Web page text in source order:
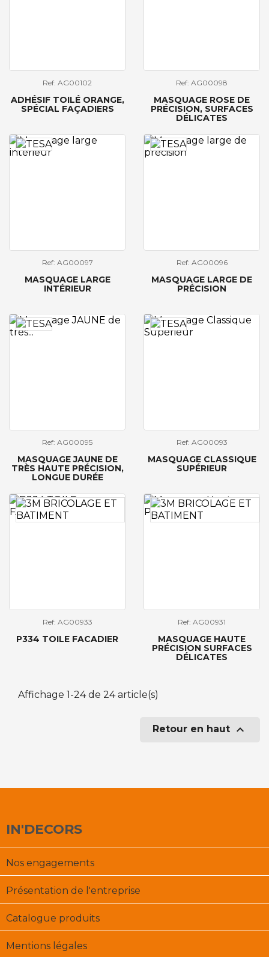
Ref: AG00102
ADHÉSIF TOILÉ ORANGE,
SPÉCIAL FAÇADIERS
Ref: AG00098
MASQUAGE ROSE DE
PRÉCISION, SURFACES
DÉLICATES
Ref: AG00097
MASQUAGE LARGE
INTÉRIEUR
Ref: AG00096
MASQUAGE LARGE DE
PRÉCISION
Ref: AG00095
MASQUAGE JAUNE DE
TRÈS HAUTE PRÉCISION,
LONGUE DURÉE
Ref: AG00093
MASQUAGE CLASSIQUE
SUPÉRIEUR
Ref: AG00933
P334 TOILE FACADIER
Ref: AG00931
MASQUAGE HAUTE
PRÉCISION SURFACES
DÉLICATES
Affichage 1-24 de 24 article(s)
Retour en haut 
IN'DECORS
Nos engagements
Présentation de l'entreprise
Catalogue produits
Mentions légales